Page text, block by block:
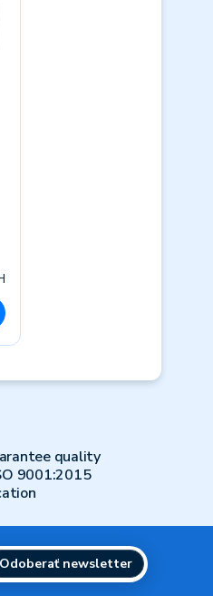
quality
9001:2015
Odoberať newsletter